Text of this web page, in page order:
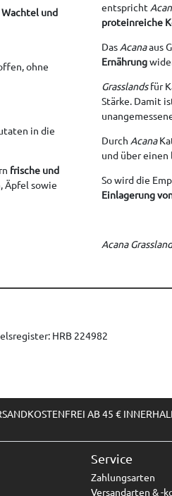
und
ohne
in die
frische und
Äpfel sowie
entspricht
proteinreiche
Das Acanaaus
Ernährung
Grasslandsfür
Stärke. Damit
Durch Acana
und über
So wird die
Einlagerung
Acana
HRB 224982
AB 45 €
Service
Zahlungsarten
Versandarten & -